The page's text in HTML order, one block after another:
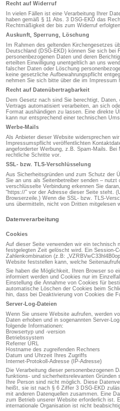
Recht auf Widerruf
In vielen Fällen ist eine Verarbeitung Ihrer
haben gemäß § 11 Abs. 3 DSG-EKD das
Rechtmäßigkeit der bis zum Widerruf
Auskunft, Sperrung, Löschung
Im Rahmen des geltenden Kirchengesetzes
Deutschland (DSG-EKD) können Sie sich bei
personenbezogenen Daten und deren
erteilten Einwilligung unentgeltlich an uns
falscher Daten oder Löschung
keine gesetzliche Aufbewahrungspflicht
nehmen Sie sich bitte über die im
Recht auf Datenübertragbarkeit
Dem Gesetz nach sind Sie berechtigt,
Vertrags automatisiert verarbeiten, an sich
Format aushändigen zu lassen. Eine direkte
kann nur entsprechend einer technischen
Werbe-Mails
Als Anbieter dieser Website widersprechen
Impressumspflicht veröffentlichten
angeforderter Werbung, z.B. Spam-Mails.
rechtliche Schritte vor.
SSL- bzw. TLS-Verschlüsselung
Aus Sicherheitsgründen und zum Schutz der
Sie an uns als Seitenbetreiber senden –
verschlüsselte Verbindung erkennen Sie
“https://” vor der Adresse dieser Seite steht.
Browserzeile.) Wenn die SSL- bzw. TLS-
uns übermitteln, nicht von Dritten mitgelesen
Datenverarbeitung
Cookies
Auf dieser Seite verwenden wir ein technisch
festgelegten Zeit gelöscht wird. Ein Session-
Zahlenkombination (z.B:
Website feststellen kann, welche
Sie haben die Möglichkeit, Ihren Browser so
informiert werden und Cookies nur im
Einstellung die Annahme von Cookies für
automatische Löschen der Cookies beim
hin, dass bei Deaktivierung von Cookies die
Server-Log-Dateien
Wenn Sie unsere Website aufrufen, werden
Daten erhoben und in sogenannten Server-
folgende Informationen:
Browsertyp und -version
Betriebssystem
Referrer URL
Hostname des zugreifenden Rechners
Datum und Uhrzeit Ihres Zugriffs
Internet-Protokoll-Adresse (IP-Adresse)
Die Verarbeitung dieser personenbezogenen
funktions- und sicherheitsrelevanten
Ihre Person sind nicht möglich. Diese
heißt, sie ist nach § 6 Ziffer 3 DSG-EKD
mit anderen Datenquellen zusammen. Eine
zum Betrieb unserer Website erforderlich ist.
internationale Organisation ist nicht